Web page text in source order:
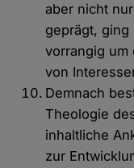
aber nicht
geprägt,
vorrangig um
von
Demnach
Theologie
inhaltliche
zur